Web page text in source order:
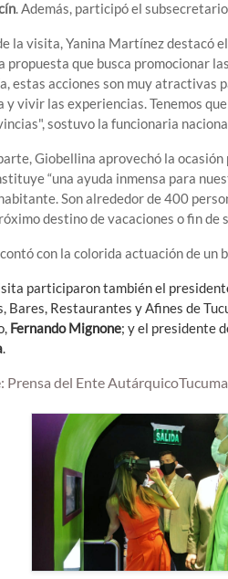
. Además, participó el
la visita, Yanina Martínez destacó
propuesta que busca promocionar
estas acciones son muy atractivas
y vivir las experiencias. Tenemos
sostuvo la funcionaria
Giobellina aprovechó la
“una ayuda inmensa para
Son alrededor de 400
destino de vacaciones o fin
con la colorida actuación de
participaron también el
Bares, Restaurantes y Afines de
Fernando Mignone; y el presidente
.
Prensa del Ente